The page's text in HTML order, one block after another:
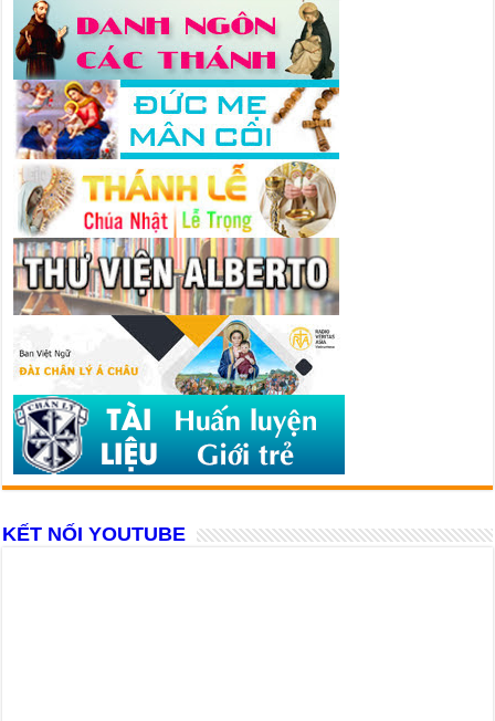
KẾT NỐI YOUTUBE